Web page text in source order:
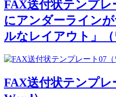
FAX送付状テンプレ
にアンダーライン
ルなレイアウト」（
FAX送付状テンプレ